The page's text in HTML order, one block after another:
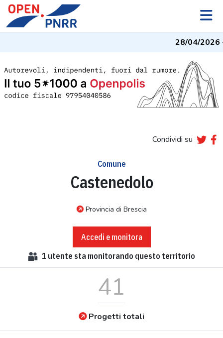
28/04/2026-
Condividi su
Comune
Castenedolo
Provincia di Brescia
Accedi e monitora
1 utente sta monitorando questo territorio
41
Progetti totali